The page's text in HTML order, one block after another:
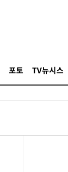
포토 TV뉴시스